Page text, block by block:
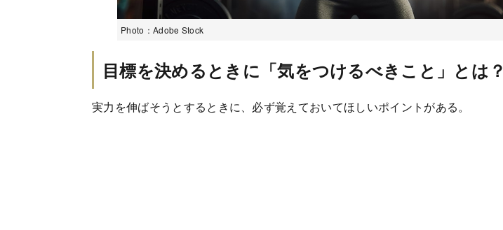
Photo：Adobe Stock
目標を決めるときに「気をつけるべきこと」とは？
実力を伸ばそうとするときに、必ず覚えておいてほしいポイントがある。